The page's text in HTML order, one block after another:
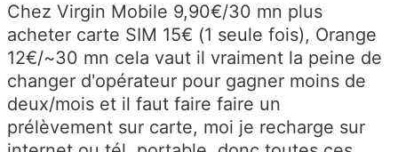
Chez Virgin Mobile 9,90€/30 mn plus
acheter carte SIM 15€ (1 seule fois), Orange
12€/~30 mn cela vaut il vraiment la peine de
changer d'opérateur pour gagner moins de
deux/mois et il faut faire faire un
prélèvement sur carte, moi je recharge sur